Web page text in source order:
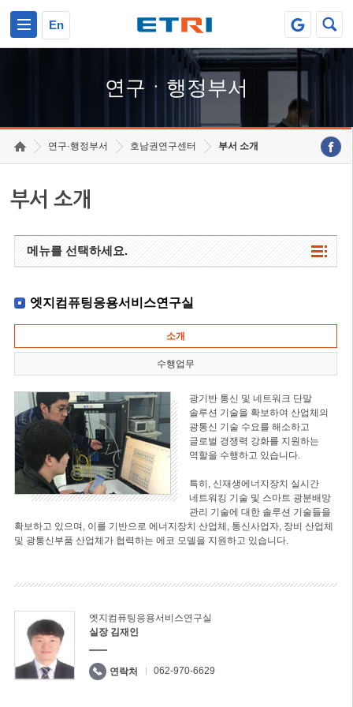
En
연구ㆍ행정부서
연구·행정부서 호남권연구센터 부서 소개
부서 소개
메뉴를 선택하세요.
엣지컴퓨팅응용서비스연구실
소개
수행업무
광기반 통신 및 네트워크 단말
솔루션 기술을 확보하여 산업체의
광통신 기술 수요를 해소하고
글로벌 경쟁력 강화를 지원하는
역할을 수행하고 있습니다.
특히, 신재생에너지장치 실시간
네트워킹 기술 및 스마트 광분배망
관리 기술에 대한 솔루션 기술들을
확보하고 있으며, 이를 기반으로 에너지장치 산업체, 통신사업자, 장비 산업체
및 광통신부품 산업체가 협력하는 에코 모델을 지원하고 있습니다.
엣지컴퓨팅응용서비스연구실
실장 김재인
연락처 062-970-6629